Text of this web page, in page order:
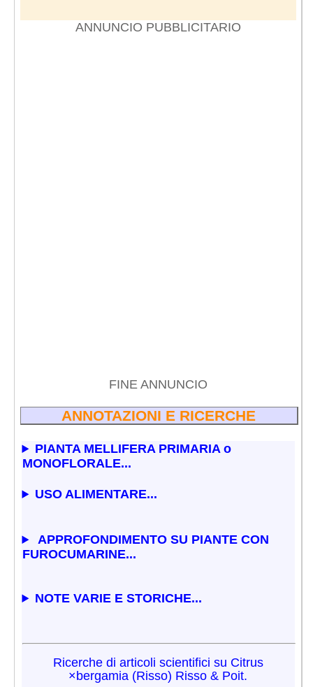
ANNUNCIO PUBBLICITARIO
FINE ANNUNCIO
ANNOTAZIONI E RICERCHE
PIANTA MELLIFERA PRIMARIA o
MONOFLORALE...
USO ALIMENTARE...
APPROFONDIMENTO SU PIANTE CON
FUROCUMARINE...
NOTE VARIE E STORICHE...
Ricerche di articoli scientifici su Citrus
×bergamia (Risso) Risso & Poit.